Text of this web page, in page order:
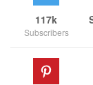
117k
Subscribers